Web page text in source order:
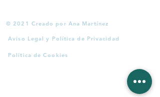
© 2021 Creado por Ana Martínez
Aviso Legal y Política de Privacidad
Política de Cookies